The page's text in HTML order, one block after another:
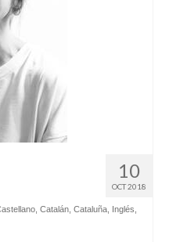
10
OCT 2018
Catalán Cataluña Inglés